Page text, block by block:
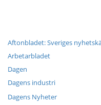
Aftonbladet: Sveriges
Arbetarbladet
Dagen
Dagens industri
Dagens Nyheter